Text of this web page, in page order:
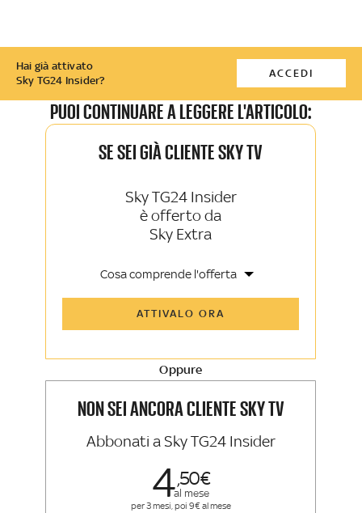
Hai già attivato
Sky TG24 Insider?
ACCEDI
PUOI CONTINUARE A LEGGERE L'ARTICOLO:
SE SEI GIÀ CLIENTE SKY TV
Sky TG24 Insider
è offerto da
Sky Extra
Cosa comprende l'offerta
Sky Sport Insider
La newsletter esclusiva di Sky TG24
ATTIVALO ORA
Oppure
NON SEI ANCORA CLIENTE SKY TV
Abbonati a Sky TG24 Insider
450
al mese
per 3 mesi, poi 9€ al mese